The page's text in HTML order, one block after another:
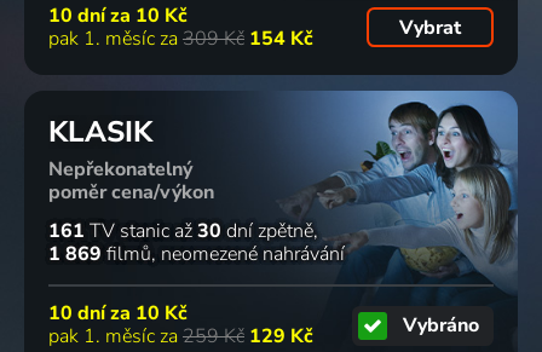
10 dní za 10 Kč
pak 1. měsíc za 309 Kč 154 Kč Vybrat
KLASIK
Nepřekonatelný
poměr cena/výkon
161 TV stanic až30 dní zpětně
1 869 filmů neomezené nahrávání
10 dní za 10 Kč
pak 1. měsíc za 259 Kč 129 Kč Vybráno